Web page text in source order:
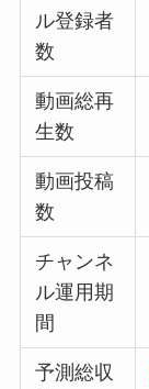
ル登録者
数
動画総再
生数
動画投稿
数
チャンネ
ル運用期
間
予測総収